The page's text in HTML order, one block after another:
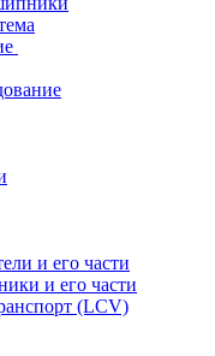
и его части
и его части
(LCV)